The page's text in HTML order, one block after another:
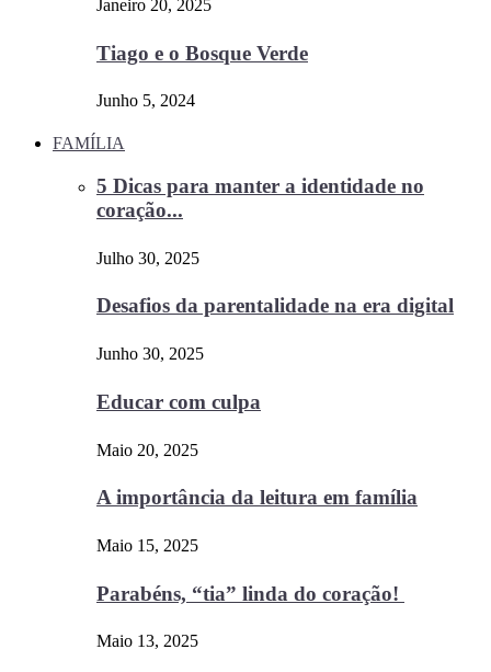
Janeiro 20, 2025
Tiago e o Bosque Verde
Junho 5, 2024
FAMÍLIA
5 Dicas para manter a identidade no
coração...
Julho 30, 2025
Desafios da parentalidade na era digital
Junho 30, 2025
Educar com culpa
Maio 20, 2025
A importância da leitura em família
Maio 15, 2025
Parabéns, “tia” linda do coração!
Maio 13, 2025